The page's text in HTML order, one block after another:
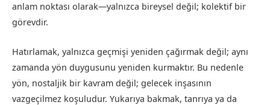
anlam noktası olarak—yalnızca bireysel değil; kolektif bir
görevdir.
Hatırlamak, yalnızca geçmişi yeniden çağırmak değil; aynı
zamanda yön duygusunu yeniden kurmaktır. Bu nedenle
yön, nostaljik bir kavram değil; gelecek inşasının
vazgeçilmez koşuludur. Yukarıya bakmak, tanrıya ya da